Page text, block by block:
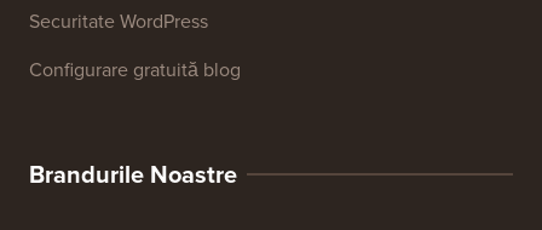
Glosar WordPress
Recenzii produse WordPress
SEO pentru WordPress